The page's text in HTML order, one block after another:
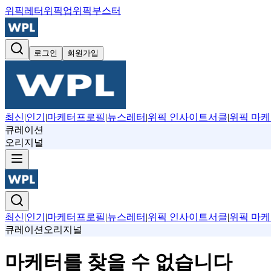
위픽레터 위픽업위픽부스터
로그인 회원가입
최신|인기 |마케터프로필|뉴스레터 |위픽 인사이트서클|위픽 마케
큐레이션
오리지널
최신|인기 |마케터프로필|뉴스레터 |위픽 인사이트서클|위픽 마케
큐레이션 오리지널
마케터를 찾을 수 없습니다